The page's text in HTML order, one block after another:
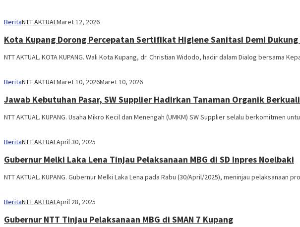
BeritaNTT AKTUALMaret 12, 2026
Kota Kupang Dorong Percepatan Sertifikat Higiene Sanitasi Demi
NTT AKTUAL. KOTA KUPANG. Wali Kota Kupang, dr. Christian Widodo, hadir dalam Dialog bersama
BeritaNTT AKTUALMaret 10, 2026Maret 10, 2026
Jawab Kebutuhan Pasar, SW Supplier Hadirkan Tanaman Organik
NTT AKTUAL. KUPANG. Usaha Mikro Kecil dan Menengah (UMKM) SW Supplier selalu berkomitmen
BeritaNTT AKTUALApril 30, 2025
Gubernur Melki Laka Lena Tinjau Pelaksanaan MBG di SD Inpres Noelbaki
NTT AKTUAL. KUPANG. Gubernur Melki Laka Lena pada Rabu (30/April/2025), meninjau pelaksanaan
BeritaNTT AKTUALApril 28, 2025
Gubernur NTT Tinjau Pelaksanaan MBG di SMAN 7 Kupang